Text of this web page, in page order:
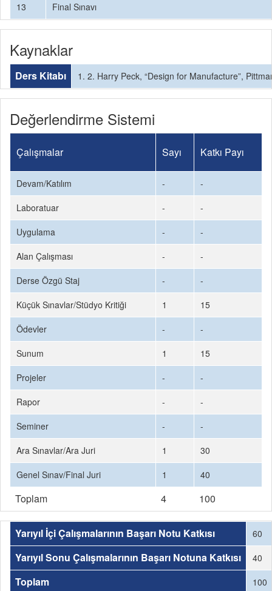
13
Final Sınavı
Kaynaklar
Ders Kitabı 1. 2. Harry Peck, “Design for Manufacture”,
Değerlendirme Sistemi
Çalışmalar Sayı Katkı Payı
Devam/Katılım -
-
Laboratuar
-
-
Uygulama
-
-
Alan Çalışması
-
-
Derse Özgü Staj
-
-
Küçük Sınavlar/Stüdyo Kritiği
1
15
Ödevler
-
-
Sunum
1
15
Projeler
-
-
Rapor
-
-
Seminer
-
-
Ara Sınavlar/Ara Juri
1
30
Genel Sınav/Final Juri
1 40
Toplam 4 100
Yarıyıl İçi Çalışmalarının Başarı Notu Katkısı 60
Yarıyıl Sonu Çalışmalarının Başarı Notuna Katkısı 40
Toplam 100